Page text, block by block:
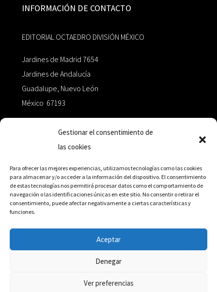
Gestionar el consentimiento de
las cookies
Para ofrecer las mejores experiencias, utilizamos tecnologías como las cookies
para almacenar y/o acceder a la información del dispositivo. El consentimiento
de estas tecnologías nos permitirá procesar datos como el comportamiento de
navegación o las identificaciones únicas en este sitio. No consentir o retirar el
consentimiento, puede afectar negativamente a ciertas características y
funciones.
Aceptar
Denegar
Ver preferencias
INFORMACIÓN DE CONTACTO
EDITORIAL OCTAEDRO DIVISIÓN MÉXICO
Jardines de Madrid 7654
Jardines de Andalucía
Guadalupe, Nuevo León
México 67193
+52 811.499.5638
RED DE DISTRIBUCIÓN